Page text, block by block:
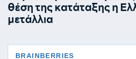
θέση της κατάταξης η
μετάλλια